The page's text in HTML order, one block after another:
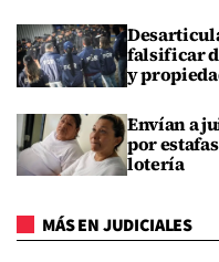
falsificar
y
Envían a
por
lotería
MÁS EN JUDICIALES